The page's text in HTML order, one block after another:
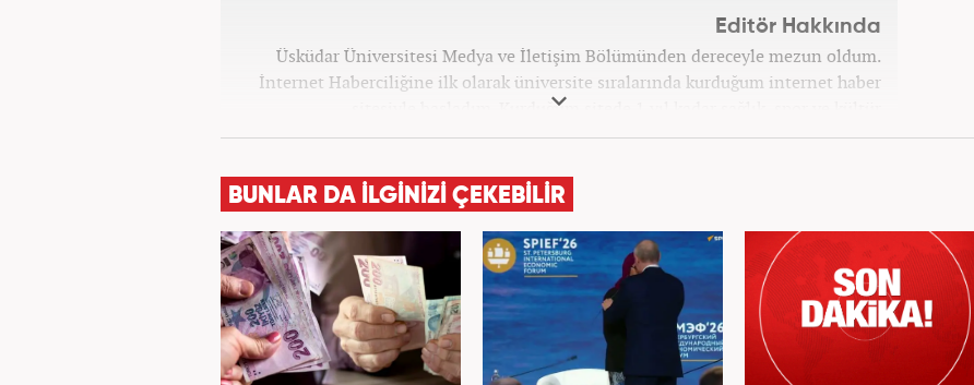
Editör Hakkında
Üsküdar Üniversitesi Medya ve İletişim Bölümünden dereceyle mezun oldum.
İnternet Haberciliğine ilk olarak üniversite sıralarında kurduğum internet haber
sitesiyle başladım. Kurduğum sitede 1 yıl kadar sağlık, spor ve kültür
kategorilerinde röportaj, özel haber ve analiz yazıları yazdım. 2022 yılından bu
olmak üzere çok sayıda haber, grafik ve video hazırladım. Kariyerime Haber7'de
gündem editörü olarak devam etmekteyim.
BUNLAR DA İLGİNİZİ ÇEKEBİLİR